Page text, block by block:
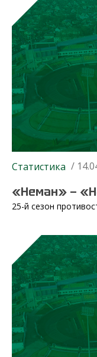
Статистика /
«Неман» —
25-й сезон